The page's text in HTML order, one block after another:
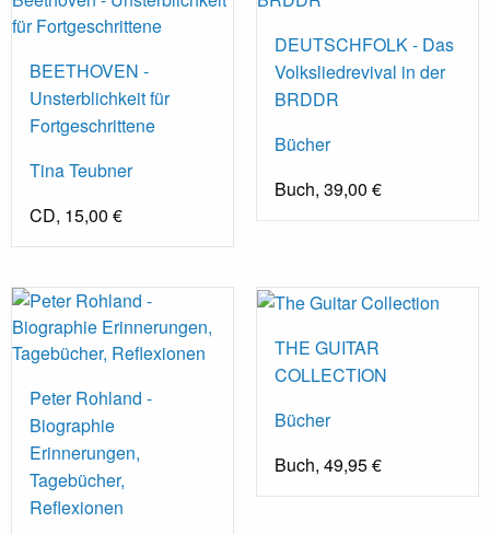
BEETHOVEN -
Unsterblichkeit für
Fortgeschrittene
Tina Teubner
CD, 15,00 €
DEUTSCHFOLK - Das
Volksliedrevival in der
BRDDR
Bücher
Buch, 39,00 €
Peter Rohland -
Biographie
Erinnerungen,
Tagebücher,
Reflexionen
THE GUITAR
COLLECTION
Bücher
Buch, 49,95 €